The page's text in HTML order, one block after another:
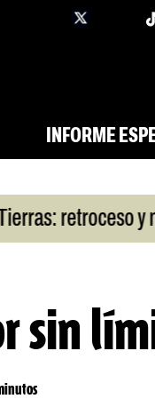
INFORME
y
sin